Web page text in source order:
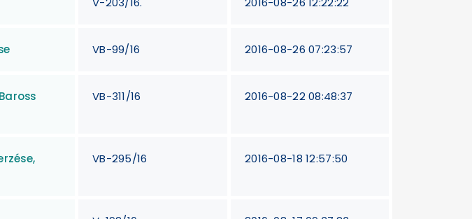
VB-99/16 2016-08-26 07:23:57
VB-311/16 2016-08-22 08:48:37
VB-295/16 2016-08-18 12:57:50